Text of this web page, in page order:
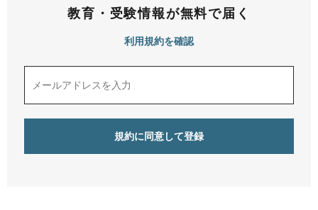
教育・受験情報が無料で届く
利用規約を確認